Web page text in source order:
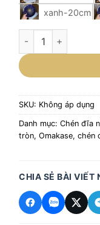
xanh-20cm
Đĩa tròn xếp cá
SKU: Không áp dụng
Danh mục: Chén đĩa
tròn, Omakase, chén
CHIA SẺ BÀI VIẾT